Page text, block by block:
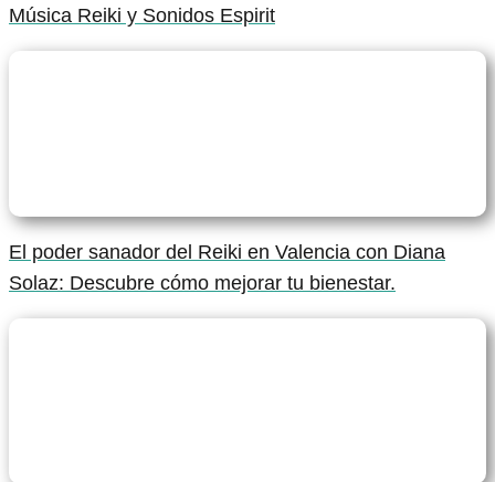
Música Reiki y Sonidos Espirit
El poder sanador del Reiki en Valencia con Diana
Solaz: Descubre cómo mejorar tu bienestar.